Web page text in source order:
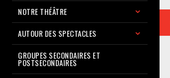
NOTRE THÉÂTRE
AUTOUR DES SPECTACLES
GROUPES SECONDAIRES ET
POSTSECONDAIRES